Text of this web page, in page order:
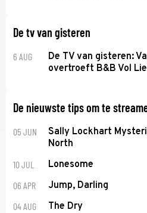
De tv van gisteren
6 AUG
De TV van gisteren:
overtroeft B&B Vol
De nieuwste tips om te
05 JUN
Sally Lockhart
North
10 JUL Lonesome
06 APR Jump, Darling
04 AUG The Dry